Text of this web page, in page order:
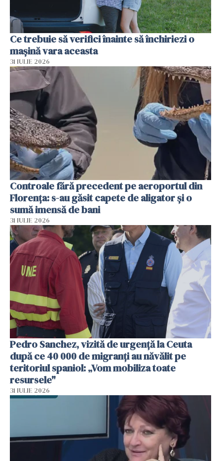
Ce trebuie să verifici înainte să închiriezi o
mașină vara aceasta
31 IULIE 2026
Controale fără precedent pe aeroportul din
Florența: s-au găsit capete de aligator și o
sumă imensă de bani
31 IULIE 2026
Pedro Sanchez, vizită de urgență la Ceuta
după ce 40 000 de migranți au năvălit pe
teritoriul spaniol: „Vom mobiliza toate
resursele"
31 IULIE 2026